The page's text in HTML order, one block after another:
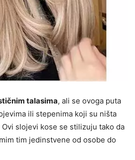
talasima, ali se ovoga puta
ili stepenima koji su ništa
Ovi slojevi kose se stilizuju tako da
tim jedinstvene od osobe do